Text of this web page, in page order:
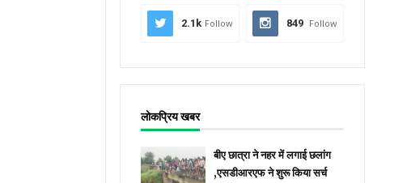
2.1k Follow 849 Follow
लोकप्रिय खबर
बीए छात्रा ने नहर में लगाई छलांग
,एसडीआरएफ ने शुरू किया सर्च